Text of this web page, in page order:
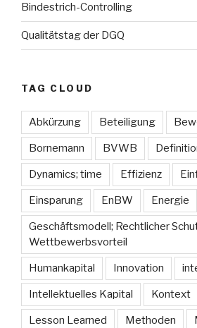
Bindestrich-Controlling
Qualitätstag der DGQ
TAG CLOUD
Abkürzung Beteiligung
Bornemann BVWB
Dynamics; time Effizienz
Einsparung EnBW Energie
Geschäftsmodell; Rechtlicher
Wettbewerbsvorteil
Humankapital Innovation
Intellektuelles Kapital Kontext
Lesson Learned Methoden